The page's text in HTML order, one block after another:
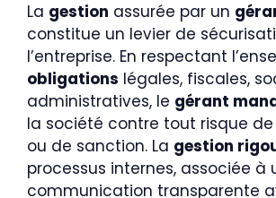
La gestion assurée par un
constitue un levier de
l’entreprise. En respectant
obligations légales, fiscales,
administratives, le gérant
la société contre tout risque
ou de sanction. La gestion
processus internes, associée à
communication transparente